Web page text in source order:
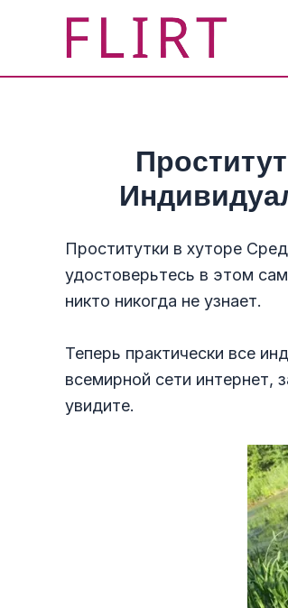
Проститутки в хуторе
удостоверьтесь в этом
никто никогда не узнает.
Теперь практически все
всемирной сети интернет,
увидите.